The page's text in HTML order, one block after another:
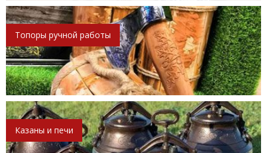
Топоры ручной работы
Казаны и печи